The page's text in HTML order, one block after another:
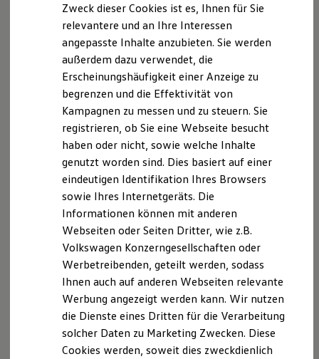
Kaufoptionen
E-Auto-Förderung
Software und Konnektivität
Die ID. Software 6
ID. Software Versionen und Updates
Digitale Extras
Schnittstellen zu Ihrem ID.
Hybridautos
Marke und Erlebnis
Volkswagen R und R Experience
R-Modelle
R Experience
Driving Experience
Volkswagen entdecken
Werkbesichtigung
Lifestyle Shop
T-Roc Kollektion
Golf Kollektion
ID. Kollektion
Volkswagen Kollektion
R-Kollektion
GTI Kollektion
Fußball Drop
we drive football
#wedriveproud
Besitzer und Service
Der T-Cross
Wendig, flexibel, vielseitig. Entdecken Sie den
T‑Cross.
Mehr zum T-Cross erfahren
Zweck dieser Cookies ist es, Ihnen für Sie
relevantere und an Ihre Interessen
angepasste Inhalte anzubieten. Sie werden
außerdem dazu verwendet, die
Erscheinungshäufigkeit einer Anzeige zu
begrenzen und die Effektivität von
Kampagnen zu messen und zu steuern. Sie
registrieren, ob Sie eine Webseite besucht
haben oder nicht, sowie welche Inhalte
genutzt worden sind. Dies basiert auf einer
eindeutigen Identifikation Ihres Browsers
sowie Ihres Internetgeräts. Die
Informationen können mit anderen
Webseiten oder Seiten Dritter, wie z.B.
Volkswagen Konzerngesellschaften oder
Werbetreibenden, geteilt werden, sodass
Ihnen auch auf anderen Webseiten relevante
Werbung angezeigt werden kann. Wir nutzen
die Dienste eines Dritten für die Verarbeitung
solcher Daten zu Marketing Zwecken. Diese
Cookies werden, soweit dies zweckdienlich